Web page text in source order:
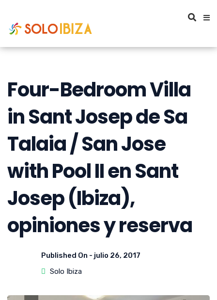
Four-Bedroom Villa
in Sant Josep de Sa
Talaia / San Jose
with Pool II en Sant
Josep (Ibiza),
opiniones y reserva
Published On - julio 26, 2017
Solo Ibiza